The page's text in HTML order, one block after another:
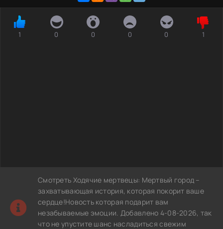
1 0 0 0 0 1
Смотреть Ходячие мертвецы: Мертвый город –
захватывающая история, которая покорит ваше
сердце!Новость которая подарит вам
незабываемые эмоции. Добавлено 4-08-2026, так
что не упустите шанс насладиться свежим